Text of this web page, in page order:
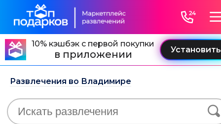
10% кэшбэк с первой покупки
в приложении
Развлечения во Владимире